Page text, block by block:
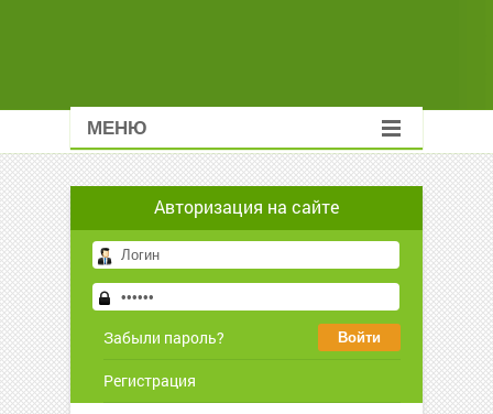
МЕНЮ
Авторизация на сайте
Забыли пароль?
Регистрация